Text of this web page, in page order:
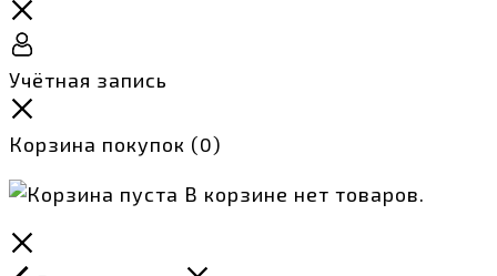
Учётная запись
Корзина покупок (0)
В корзине нет товаров.